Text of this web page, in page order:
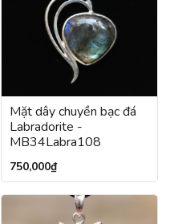
Mặt dây chuyền bạc đá
Labradorite -
MB34Labra108
750,000₫